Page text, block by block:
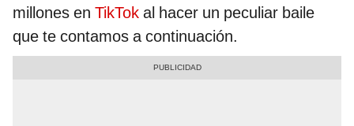
millones en TikTok al hacer un peculiar baile
que te contamos a continuación.